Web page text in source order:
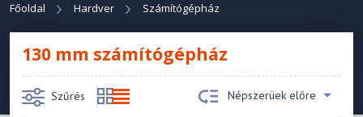
Főoldal Hardver Számítógépház
130 mm számítógépház
Szűrés Népszerüek előre